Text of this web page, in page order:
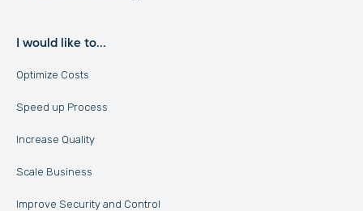
I would like to...
Optimize Costs
Speed up Process
Increase Quality
Scale Business
Improve Security and Control